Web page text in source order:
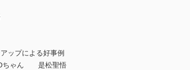
ップによる好事例
ちゃん 是松聖悟